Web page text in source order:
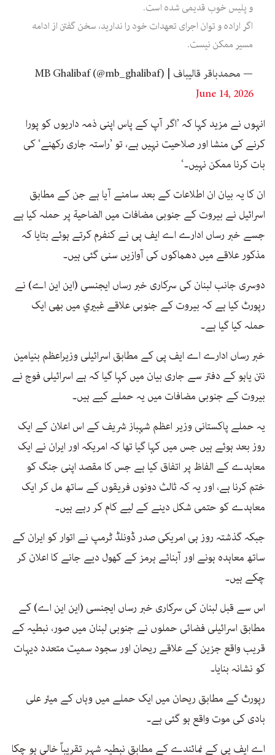
و پلیس خوب قدیمی شده است.
اگر اراده و توان اجرای تعهدات خود را ندارید، سخن گفتن از ادامه
مسیر ممکن نیست.
— محمدباقر قالیباف | MB Ghalibaf (@mb_ghalibaf)
June 14, 2026
انہوں نے مزید کہا کہ ’اگر آپ کے پاس اپنی ذمہ داریوں کو پورا
کرنے کی منشا اور صلاحیت نہیں ہے، تو ’راستہ جاری رکھنے‘ کی
بات کرنا ممکن نہیں۔‘
ان کا یہ بیان ان اطلاعات کے بعد سامنے آیا ہے جن کے مطابق
اسرائیل نے بیروت کے جنوبی مضافات میں الضاحية پر حملہ کیا ہے
جسے خبر رساں ادارے اے ایف پی نے کنفرم کرتے ہوئے بتایا کہ
مذکور علاقے میں دھماکوں کی آوازیں سنی گئی ہیں۔
دوسری جانب لبنان کی سرکاری خبر رساں ایجنسی (این این اے) نے
رپورٹ کیا ہے کہ بیروت کے جنوبی علاقے غبيري میں بھی ایک
حملہ کیا گیا ہے۔
خبر رساں ادارے اے ایف پی کے مطابق اسرائیلی وزیراعظم بنیامین
نتن یاہو کے دفتر سے جاری بیان میں کہا گیا کہ ہے اسرائیلی فوج نے
بیروت کے جنوبی مضافات میں یہ حملے کیے ہیں۔
یہ حملے پاکستانی وزیر اعظم شہباز شریف کے اس اعلان کے ایک
روز بعد ہوئے ہیں جس میں کہا گیا تھا کہ امریکہ اور ایران نے ایک
معاہدے کے الفاظ پر اتفاق کیا ہے جس کا مقصد اپنی جنگ کو
ختم کرنا ہے، اور یہ کہ ثالث دونوں فریقوں کے ساتھ مل کر ایک
معاہدے کو حتمی شکل دینے کے لیے کام کر رہے ہیں۔
جبکہ گذشتہ روز ہی امریکی صدر ڈونلڈ ٹرمپ نے اتوار کو ایران کے
ساتھ معاہدہ ہونے اور آبنائے ہرمز کے کھول دیے جانے کا اعلان کر
چکے ہیں۔
اس سے قبل لبنان کی سرکاری خبر رساں ایجنسی (این این اے) کے
مطابق اسرائیلی فضائی حملوں نے جنوبی لبنان میں صور، نبطیہ کے
قریب واقع جزین کے علاقے ریحان اور سجود سمیت متعدد دیہات
کو نشانہ بنایا۔
رپورٹ کے مطابق ریحان میں ایک حملے میں وہاں کے میئر علی
بادی کی موت واقع ہو گئی ہے۔
اے ایف پی کے نمائندے کے مطابق نبطیہ شہر تقریباً خالی ہو چکا